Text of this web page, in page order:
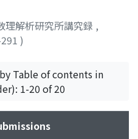
理解析研究所講究録 ,
)
ワ, ジュンイチ
Table of contents in
1-20 of 20